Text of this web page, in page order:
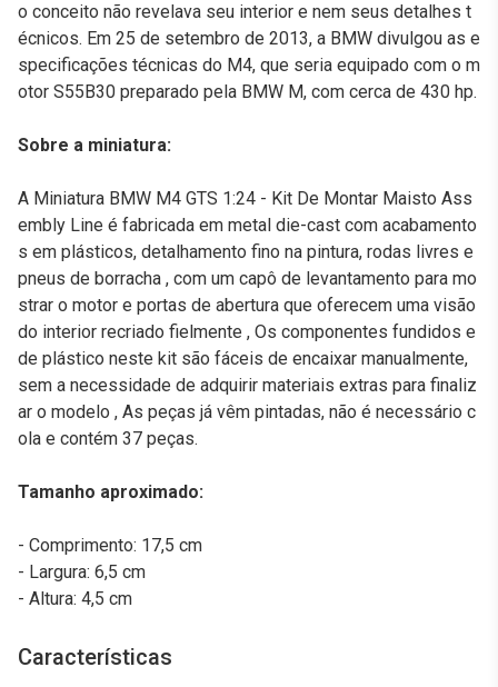
o conceito não revelava seu interior e nem seus detalhes t
écnicos. Em 25 de setembro de 2013, a BMW divulgou as e
specificações técnicas do M4, que seria equipado com o m
otor S55B30 preparado pela BMW M, com cerca de 430 hp.
Sobre a miniatura:
A Miniatura BMW M4 GTS 1:24 - Kit De Montar Maisto Ass
embly Line é fabricada em metal die-cast com acabamento
s em plásticos, detalhamento fino na pintura, rodas livres e
pneus de borracha , com um capô de levantamento para mo
strar o motor e portas de abertura que oferecem uma visão
do interior recriado fielmente , Os componentes fundidos e
de plástico neste kit são fáceis de encaixar manualmente,
sem a necessidade de adquirir materiais extras para finaliz
ar o modelo , As peças já vêm pintadas, não é necessário c
ola e contém 37 peças.
Tamanho aproximado:
- Comprimento: 17,5 cm
- Largura: 6,5 cm
- Altura: 4,5 cm
Características